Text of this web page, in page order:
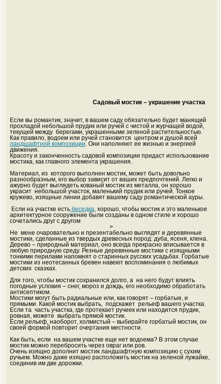
Садовый мостик – украшение участка
Если вы романтик, значит, в вашем саду обязательно будет манящий
прохладой небольшой прудик или ручей с чистой и журчащей водой,
текущей между берегами, украшенными зеленой растительностью.
Как правило, водоем или ручей становится центром и душой всей
ландшафтной композиции. Они наполняют ее жизнью и энергией
движения.
Красоту и законченность садовой композиции придаст использование
мостика, как главного элемента украшения.
Материал, из которого выполнен мостик, может быть довольно
разнообразным, его выбор зависит от ваших предпочтений. Легко и
ажурно будет выглядеть кованый мостик из металла, он хорошо
украсит небольшой участок, маленький прудик или ручей. Тонкое
кружево, изящные линии добавят вашему саду романтической ауры.
Если на участке естьбеседка, хорошо, чтобы мостик и это маленькое
архитектурное сооружение были созданы в одном стиле и хорошо
сочетались друг с другом
>
Не мене очаровательно и презентабельно выглядят и деревянные
мостики, сделанные из твердых древесных пород: дуба, ясеня, клена.
Дерево – природный материал, оно всегда прекрасно вписывается в
любую природную среду. Резные деревянные мостики с изящными
тонкими перилами напомнят о старинных русских усадьбах. Горбатые
мостики из неотесанных бревен навеют воспоминания о любимых
детских сказках.
Для того, чтобы мостик сохранился долго, а на него будут влиять
погодные условия – снег, мороз и дождь, его необходимо обработать
антисептиком.
Мостики могут быть радиальные или, как говорят – горбатые, и
прямыми. Какой мостик выбрать, подскажет рельеф вашего участка.
Если та часть участка, где протекает ручеек или находится прудик,
ровная, можете выбрать прямой мостик.
Если рельеф, наоборот, холмистый – выбирайте горбатый мостик, он
своей формой повторит очертания местности.
Как быть, если на вашем участке еще нет водоема? В этом случае
мостик можно перебросить через овраг или ров.
Очень изящно дополнит мостик ландшафтную композицию с сухим
ручьем. Можно даже изящно расположить мостик на зеленой лужайке,
соединив им две дорожки.